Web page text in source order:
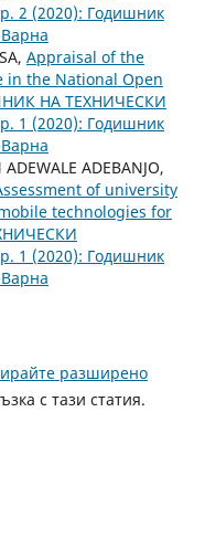
2 (2020): Годишник
Appraisal of the
in the National Open
НА ТЕХНИЧЕСКИ
1 (2020): Годишник
ADEBANJO,
of university
technologies for
1 (2020): Годишник
разширено
с тази статия.